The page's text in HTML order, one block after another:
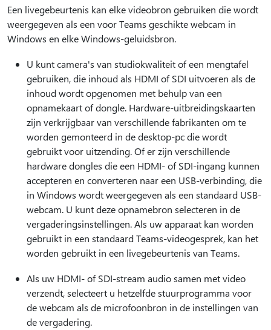
Een livegebeurtenis kan elke videobron gebruiken die wordt
weergegeven als een voor Teams geschikte webcam in
Windows en elke Windows-geluidsbron.
U kunt camera's van studiokwaliteit of een mengtafel
gebruiken, die inhoud als HDMI of SDI uitvoeren als de
inhoud wordt opgenomen met behulp van een
opnamekaart of dongle. Hardware-uitbreidingskaarten
zijn verkrijgbaar van verschillende fabrikanten om te
worden gemonteerd in de desktop-pc die wordt
gebruikt voor uitzending. Of er zijn verschillende
hardware dongles die een HDMI- of SDI-ingang kunnen
accepteren en converteren naar een USB-verbinding, die
in Windows wordt weergegeven als een standaard USB-
webcam. U kunt deze opnamebron selecteren in de
vergaderingsinstellingen. Als uw apparaat kan worden
gebruikt in een standaard Teams-videogesprek, kan het
worden gebruikt in een livegebeurtenis van Teams.
Als uw HDMI- of SDI-stream audio samen met video
verzendt, selecteert u hetzelfde stuurprogramma voor
de webcam als de microfoonbron in de instellingen van
de vergadering.